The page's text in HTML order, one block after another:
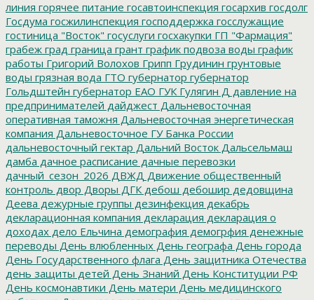
линия горячее питание госавтоинспекция госархив госдолг
Госдума госжилинспекция господдержка госслужащие
гостиница "Восток" госуслуги госхакупки ГП "Фармация"
грабеж град граница грант график подвоза воды график
работы Григорий Волохов Грипп Грудинин грунтовые
воды грязная вода ГТО губернатор губернатор
Гольдштейн губернатор ЕАО ГУК Гулягин Д давление на
предпринимателей дайджест Дальневосточная
оперативная таможня Дальневосточная энергетическая
компания Дальневосточное ГУ Банка России
дальневосточный гектар Дальний Восток Дальсельмаш
дамба дачное расписание дачные перевозки
дачный_сезон_2026 ДВЖД Движение общественный
контроль двор Дворы ДГК дебош дебошир дедовщина
Деева дежурные группы дезинфекция декабрь
декларационная компания декларация декларация о
доходах дело Ельчина демография демогрфия денежные
переводы День влюбленных День географа День города
День Государственного флага День защитника Отечества
день защиты детей День Знаний День Конституции РФ
День космонавтики День матери День медицинского